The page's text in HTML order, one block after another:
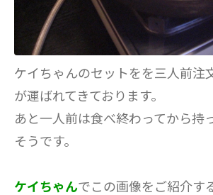
ケイちゃんのセットをを三人前注
が運ばれてきております。
あと一人前は食べ終わってから持
そうです。
ケイちゃんでこの画像をご紹介す